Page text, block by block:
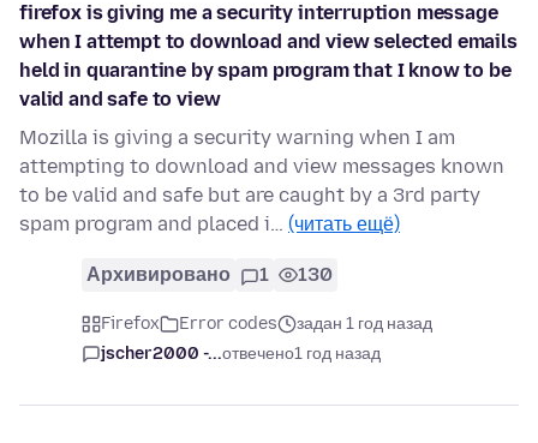
firefox is giving me a security interruption message
when I attempt to download and view selected emails
held in quarantine by spam program that I know to be
valid and safe to view
Mozilla is giving a security warning when I am
attempting to download and view messages known
to be valid and safe but are caught by a 3rd party
spam program and placed i… (читать ещё)
Архивировано 1 130
Firefox Error codes
задан 1 год назад
jscher2000 -...отвечено1 год назад